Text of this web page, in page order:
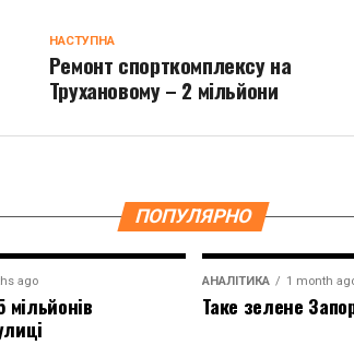
НАСТУПНА
Ремонт спорткомплексу на
Трухановому – 2 мільйони
ПОПУЛЯРНО
ago
мільйонів
АНАЛІТИКА 1 month
Таке зелене